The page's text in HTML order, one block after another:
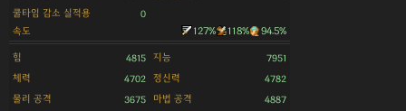
쿨타임 감소 실적용 0
속도 127% 118% 94.5%
힘 4815 지능 7951
체력 4702 정신력 4782
물리 공격 3675 마법 공격 4887